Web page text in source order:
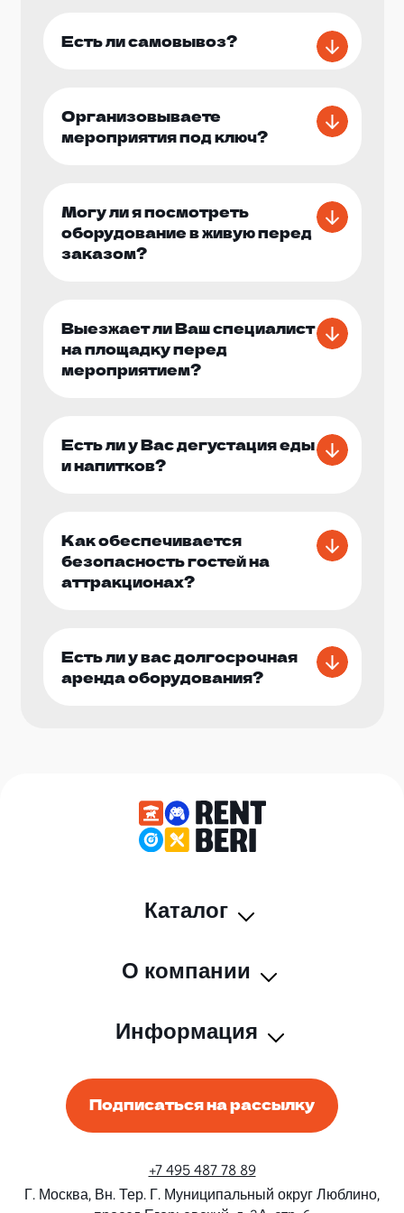
Безопасность наших гостей – наш приоритет.
Все аттракционы проходят строгие проверки
сотрудники обучены соблюдать все
необходимые меры безопасности. Мы
гарантируем, что ваше мероприятие пройдет
Не упустите возможность сделать День России
незабываемым для себя и ваших гостей.
Забронируйте аттракционы у нас прямо
Есть ли самовывоз?
Организовываете
мероприятия под ключ?
Могу ли я посмотреть
оборудование в живую перед
заказом?
Выезжает ли Ваш специалист
на площадку перед
мероприятием?
Есть ли у Вас дегустация еды
и напитков?
Как обеспечивается
безопасность гостей на
аттракционах?
Есть ли у вас долгосрочная
аренда оборудования?
Каталог
О компании
Информация
Подписаться на рассылку
+7 495 487 78 89
Г. Москва, Вн. Тер. Г. Муниципальный округ Люблино,